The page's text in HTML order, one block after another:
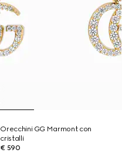
Orecchini GG Marmont con
cristalli
€ 590